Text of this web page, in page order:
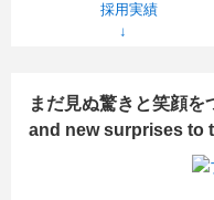
採用実績
まだ見ぬ驚きと笑顔
and new surprises to